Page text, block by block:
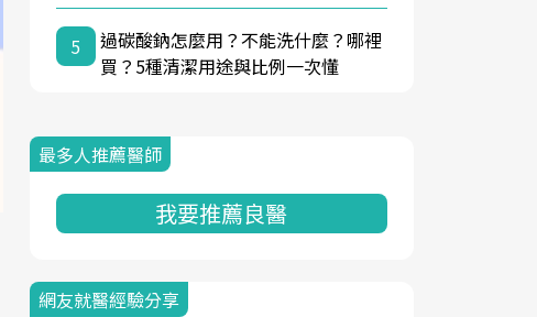
5
過碳酸鈉怎麼用？不能洗什麼？哪裡
買？5種清潔用途與比例一次懂
最多人推薦醫師
我要推薦良醫
網友就醫經驗分享